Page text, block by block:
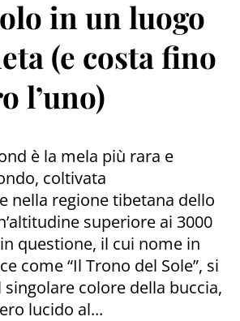
in un luogo
(e costa fino
l’uno)
è la mela più rara e
coltivata
nella regione tibetana dello
superiore ai 3000
questione, il cui nome in
come “Il Trono del Sole”, si
colore della buccia,
lucido al...